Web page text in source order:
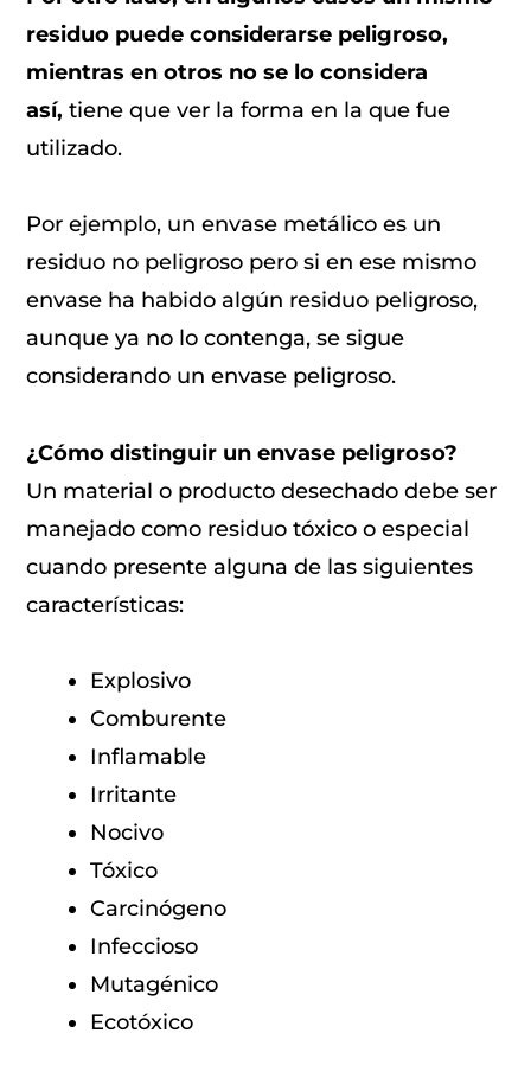
residuo puede considerarse peligroso,
mientras en otros no se lo considera
así, tiene que ver la forma en la que fue
utilizado.
Por ejemplo, un envase metálico es un
residuo no peligroso pero si en ese mismo
envase ha habido algún residuo peligroso,
aunque ya no lo contenga, se sigue
considerando un envase peligroso.
¿Cómo distinguir un envase peligroso?
Un material o producto desechado debe ser
manejado como residuo tóxico o especial
cuando presente alguna de las siguientes
características:
Explosivo
Comburente
Inflamable
Irritante
Nocivo
Tóxico
Carcinógeno
Infeccioso
Mutagénico
Ecotóxico